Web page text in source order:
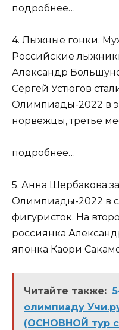
подробнее…
4. Лыжные гонки.
Российские
Александр
Сергей Устюгов
Олимпиады-2022 в
норвежцы, третье
подробнее…
5. Анна Щербакова
Олимпиады-2022 в
фигуристок. На
россиянка
японка Каори
Читайте также:
олимпиаду
(ОСНОВНОЙ тур с